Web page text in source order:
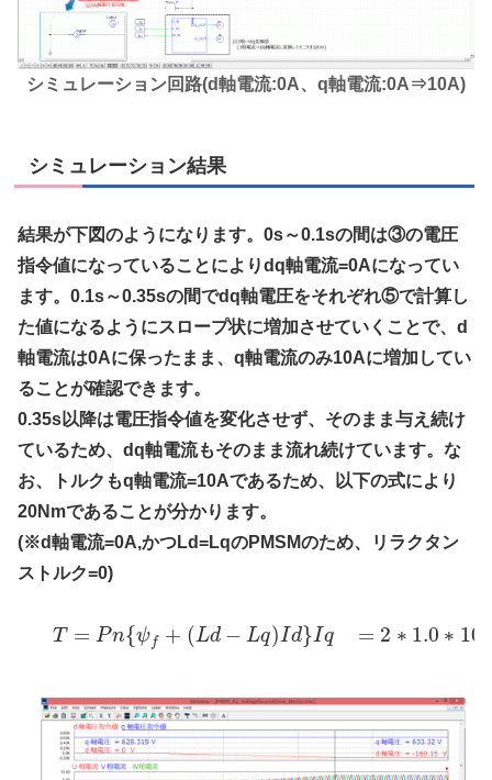
シミュレーション回路(d軸電流:0A、q軸電流:0A⇒10A)
シミュレーション結果
結果が下図のようになります。0s～0.1sの間は③の電圧
指令値になっていることによりdq軸電流=0Aになってい
ます。0.1s～0.35sの間でdq軸電圧をそれぞれ⑤で計算し
た値になるようにスロープ状に増加させていくことで、d
軸電流は0Aに保ったまま、q軸電流のみ10Aに増加してい
ることが確認できます。
0.35s以降は電圧指令値を変化させず、そのまま与え続け
ているため、dq軸電流もそのまま流れ続けています。な
お、トルクもq軸電流=10Aであるため、以下の式により
20Nmであることが分かります。
(※d軸電流=0A,かつLd=LqのPMSMのため、リラクタン
ストルク=0)
T = Pn{ψf + (Ld − Lq)Id}Iq = 2 ∗ 1.0 ∗ 10